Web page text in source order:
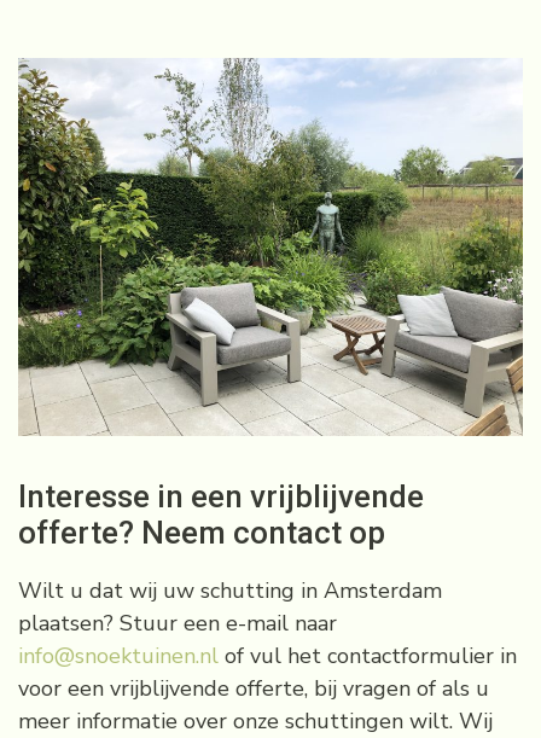
Interesse in een vrijblijvende
offerte? Neem contact op
Wilt u dat wij uw schutting in Amsterdam
plaatsen? Stuur een e-mail naar
info@snoektuinen.nl of vul het contactformulier in
voor een vrijblijvende offerte, bij vragen of als u
meer informatie over onze schuttingen wilt. Wij